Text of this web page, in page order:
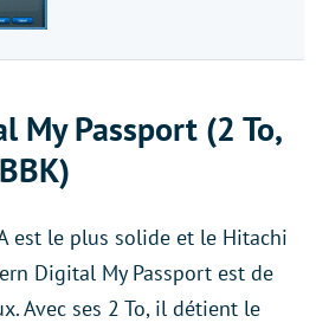
My Passport (2 To,
est le plus solide et le Hitachi
Digital My Passport est de
Avec ses 2 To, il détient le